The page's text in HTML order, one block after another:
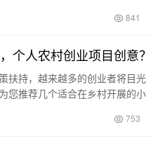
841
个人农村创业项目创意？
扶持，越来越多的创业者将目光
您推荐几个适合在乡村开展的小
753